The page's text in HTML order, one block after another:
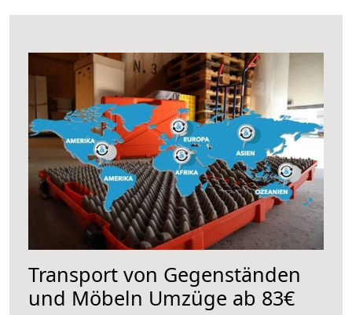
Transport von Gegenständen
und Möbeln Umzüge ab 83€